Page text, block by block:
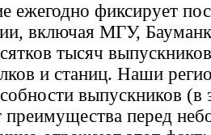
ежегодно фиксирует
включая МГУ,
тысяч
и станиц. Наши
выпускников (в
перед